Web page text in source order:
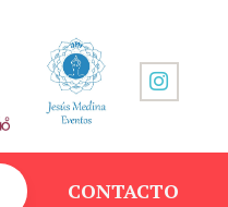
CONTACTO